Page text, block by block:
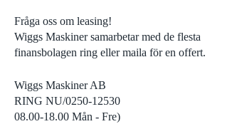
Fråga oss om leasing!
Wiggs Maskiner samarbetar med de flesta
finansbolagen ring eller maila för en offert.
Wiggs Maskiner AB
RING NU/0250-12530
08.00-18.00 Mån - Fre)